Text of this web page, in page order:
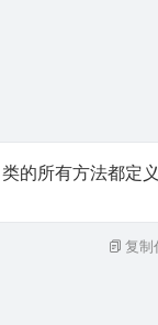
的所有方法都定
复制